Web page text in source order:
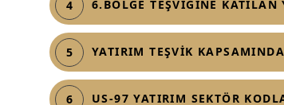
4 6.BÖLGE TEŞVİĞİNE KATILAN
5 YATIRIM TEŞVİK
6 US-97 YATIRIM SEKTÖR